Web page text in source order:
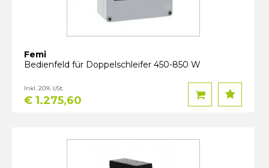
Femi
Bedienfeld für Doppelschleifer 450-850 W
€ 1.275,60
Inkl. 20% USt.